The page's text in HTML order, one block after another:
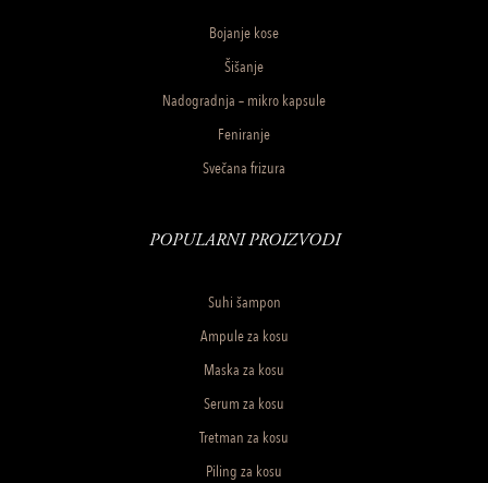
Bojanje kose
Šišanje
Nadogradnja – mikro kapsule
Feniranje
Svečana frizura
POPULARNI PROIZVODI
Suhi šampon
Ampule za kosu
Maska za kosu
Serum za kosu
Tretman za kosu
Piling za kosu